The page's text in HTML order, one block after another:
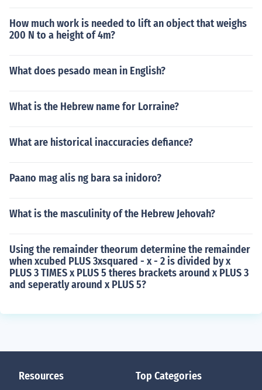
How much work is needed to lift an object that weighs
200 N to a height of 4m?
What does pesado mean in English?
What is the Hebrew name for Lorraine?
What are historical inaccuracies defiance?
Paano mag alis ng bara sa inidoro?
What is the masculinity of the Hebrew Jehovah?
Using the remainder theorum determine the remainder
when xcubed PLUS 3xsquared - x - 2 is divided by x
PLUS 3 TIMES x PLUS 5 theres brackets around x PLUS 3
and seperatly around x PLUS 5?
Resources Top Categories